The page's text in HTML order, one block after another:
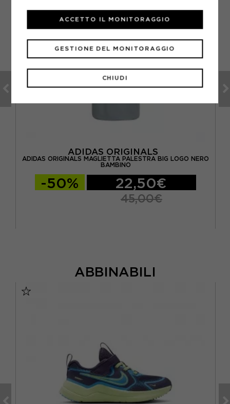
ADIDAS ORIGINALS
ADIDAS ORIGINALS MAGLIETTA PALESTRA BIG LOGO NERO
BAMBINO
-50% 22,50€
45,00€
ABBINABILI
CHIUDI
GESTIONE DEL MONITORAGGIO
ACCETTO IL MONITORAGGIO